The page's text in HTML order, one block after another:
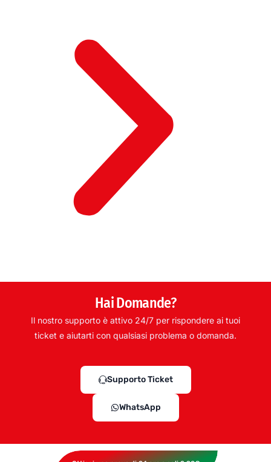
Hai Domande?
Il nostro supporto è attivo 24/7 per rispondere ai tuoi
ticket e aiutarti con qualsiasi problema o domanda.
Supporto Ticket
WhatsApp